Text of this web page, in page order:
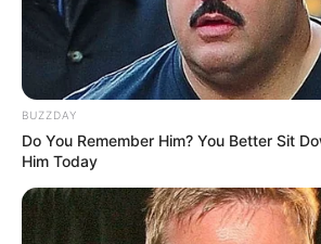
BUZZDAY
Do You Remember Him? You Better Sit
Him Today